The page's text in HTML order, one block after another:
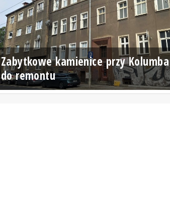
Zabytkowe kamienice przy Kolumba
do remontu